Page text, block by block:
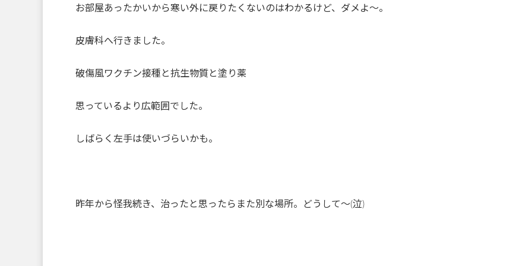
お部屋あったかいから寒い外に戻りたくないのはわかるけど、ダメよ〜。
皮膚科へ行きました。
破傷風ワクチン接種と抗生物質と塗り薬
思っているより広範囲でした。
しばらく左手は使いづらいかも。
昨年から怪我続き、治ったと思ったらまた別な場所。どうして〜(泣)